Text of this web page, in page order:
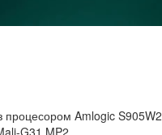
процесором Amlogic S905W2
G31 MP2